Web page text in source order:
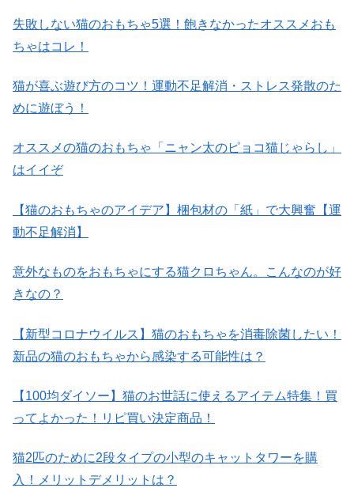
失敗しない猫のおもちゃ5選！飽きなかったオススメおも
ちゃはコレ！
猫が喜ぶ遊び方のコツ！運動不足解消・ストレス発散のた
めに遊ぼう！
オススメの猫のおもちゃ「ニャン太のピョコ猫じゃらし」
はイイぞ
【猫のおもちゃのアイデア】梱包材の「紙」で大興奮【運
動不足解消】
意外なものをおもちゃにする猫クロちゃん。こんなのが好
きなの？
【新型コロナウイルス】猫のおもちゃを消毒除菌したい！
新品の猫のおもちゃから感染する可能性は？
【100均ダイソー】猫のお世話に使えるアイテム特集！買
ってよかった！リピ買い決定商品！
猫2匹のために2段タイプの小型のキャットタワーを購
入！メリットデメリットは？